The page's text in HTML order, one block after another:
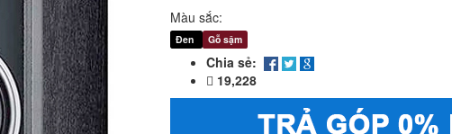
Màu sắc:
Đen Gỗ sậm
Chia sẻ:
19,228